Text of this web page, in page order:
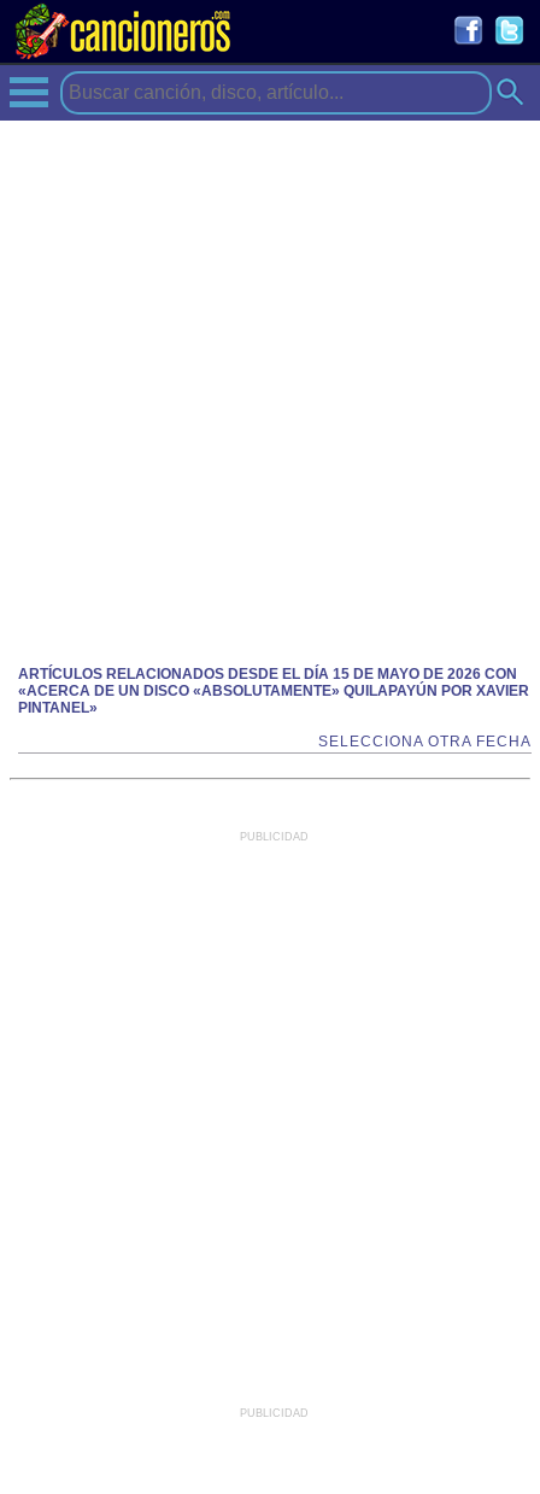
ARTÍCULOS RELACIONADOS DESDE EL DÍA 15 DE MAYO DE 2026 CON
«ACERCA DE UN DISCO «ABSOLUTAMENTE» QUILAPAYÚN POR XAVIER
PINTANEL»
SELECCIONA OTRA FECHA
PUBLICIDAD
PUBLICIDAD